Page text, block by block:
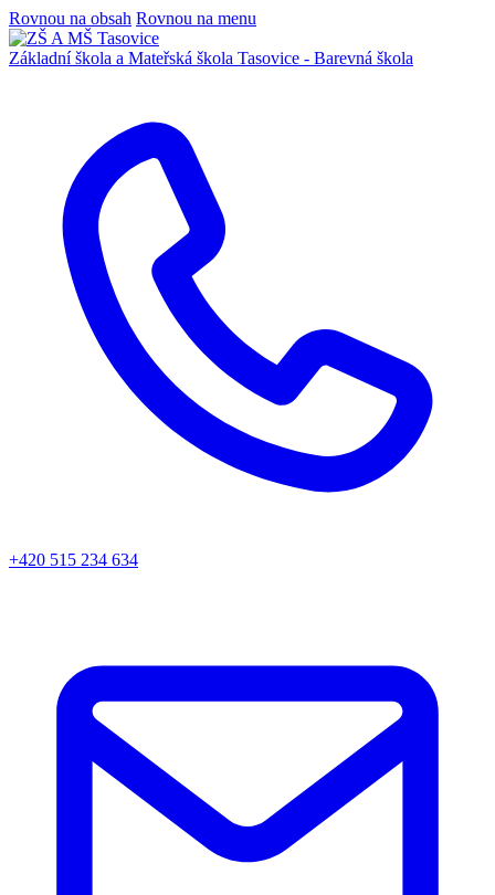
Rovnou na obsah Rovnou na menu
Základní škola a Mateřská škola Tasovice - Barevná škola
+420 515 234 634